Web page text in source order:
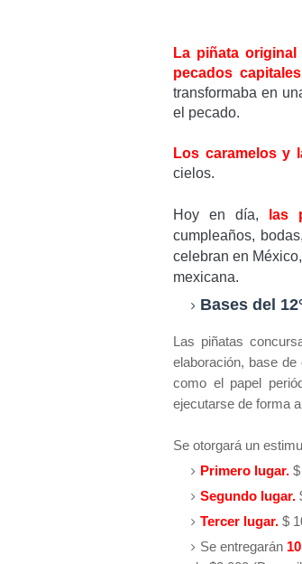
La piñata original
pecados
transformaba en
el pecado.
Los caramelos y
cielos.
Hoy en día, las
cumpleaños,
celebran en
mexicana.
Bases del
Las piñatas
elaboración, base
como el papel
ejecutarse de forma
Se otorgará un
Primero lugar.
Segundo lugar.
Tercer lugar. $
Se entregarán